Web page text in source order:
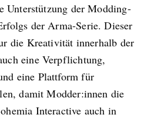
Unterstützung der Modding-
der Arma-Serie. Dieser
die Kreativität innerhalb der
eine Verpflichtung,
eine Plattform für
damit Modder:innen die
Interactive auch in